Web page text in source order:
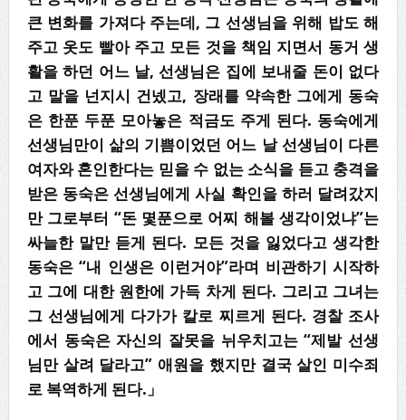
큰 변화를 가져다 주는데, 그 선생님을 위해 밥도 해
주고 옷도 빨아 주고 모든 것을 책임 지면서 동거 생
활을 하던 어느 날, 선생님은 집에 보내줄 돈이 없다
고 말을 넌지시 건넸고, 장래를 약속한 그에게 동숙
은 한푼 두푼 모아놓은 적금도 주게 된다. 동숙에게
선생님만이 삶의 기쁨이었던 어느 날 선생님이 다른
여자와 혼인한다는 믿을 수 없는 소식을 듣고 충격을
받은 동숙은 선생님에게 사실 확인을 하러 달려갔지
만 그로부터 “돈 몇푼으로 어찌 해볼 생각이었냐”는
싸늘한 말만 듣게 된다. 모든 것을 잃었다고 생각한
동숙은 “내 인생은 이런거야”라며 비관하기 시작하
고 그에 대한 원한에 가득 차게 된다. 그리고 그녀는
그 선생님에게 다가가 칼로 찌르게 된다. 경찰 조사
에서 동숙은 자신의 잘못을 뉘우치고는 “제발 선생
님만 살려 달라고” 애원을 했지만 결국 살인 미수죄
로 복역하게 된다.」